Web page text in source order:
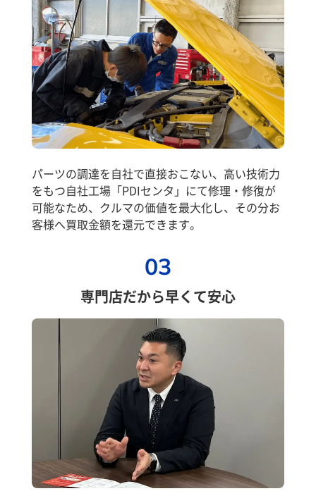
パーツの調達を自社で直接おこない、高い技術力
をもつ自社工場「PDIセンタ」にて修理・修復が
可能なため、クルマの価値を最大化し、その分お
客様へ買取金額を還元できます。
03
専門店だから早くて安心